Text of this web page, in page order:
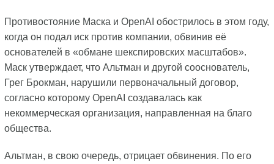
Противостояние Маска и OpenAI обострилось в этом году,
когда он подал иск против компании, обвинив её
основателей в «обмане шекспировских масштабов».
Маск утверждает, что Альтман и другой сооснователь,
Грег Брокман, нарушили первоначальный договор,
согласно которому OpenAI создавалась как
некоммерческая организация, направленная на благо
общества.
Альтман, в свою очередь, отрицает обвинения. По его